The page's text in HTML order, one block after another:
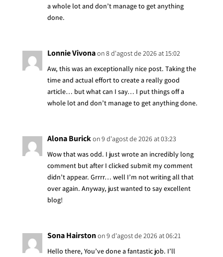
a whole lot and don’t manage to get anything
done.
Lonnie Vivonaon 8 d'agost de 2026 at 15:02
Aw, this was an exceptionally nice post. Taking the
time and actual effort to create a really good
article… but what can I say… I put things off a
whole lot and don’t manage to get anything done.
Alona Burickon 9 d'agost de 2026 at 03:23
Wow that was odd. I just wrote an incredibly long
comment but after I clicked submit my comment
didn’t appear. Grrrr… well I’m not writing all that
over again. Anyway, just wanted to say excellent
blog!
Sona Hairstonon 9 d'agost de 2026 at 06:21
Hello there, You’ve done a fantastic job. I’ll